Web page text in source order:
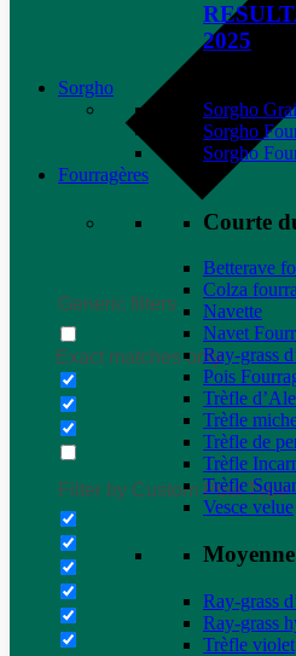
Generic filters
Exact matches only
Filter by Custom Post Type
2025
Sorgho
Sorgho
Sorgho
Sorgho
Fourragères
Courte
Betterave
Colza
Navette
Navet
Ray-grass
Pois
Trèfle
Trèfle
Trèfle de
Trèfle
Trèfle
Vesce velue
Ray-grass
Ray-grass
Trèfle violet